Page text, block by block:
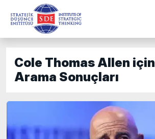
Cole Thomas Allen için
Arama Sonuçları